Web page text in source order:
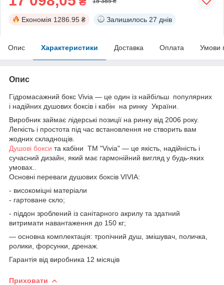
Економія 1286.95 ₴ Залишилось 27 днів
Опис Характеристики Доставка Оплата Умови
Опис
Гідромасажний бокс Vivia — це один із найбільш популярних
і надійних душових боксів і кабін на ринку України.
Виробник займає лідерські позиції на ринку від 2006 року.
Легкість і простота під час встановлення не створить вам
жодних складнощів.
Душові бокси та кабіни ТМ "Vivia" — це якість, надійність і
сучасний дизайн, який має гармонійний вигляд у будь-яких
умовах..
Основні переваги душових боксів VIVIA:
- високоміцні матеріали
- гартоване скло;
- піддон зроблений із санітарного акрилу та здатний
витримати навантаження до 150 кг;
— основна комплектація: тропічний душ, змішувач, поличка,
ролики, форсунки, дренаж.
Гарантія від виробника 12 місяців
Приховати